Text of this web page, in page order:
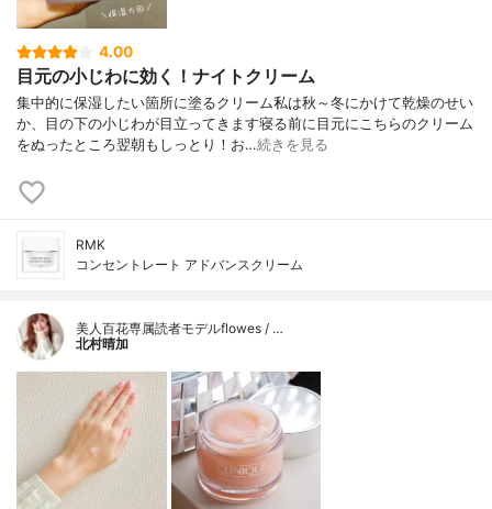
4.00
目元の小じわに効く！ナイトクリーム
集中的に保湿したい箇所に塗るクリーム私は秋～冬にかけて乾燥のせい
か、目の下の小じわが目立ってきます寝る前に目元にこちらのクリーム
をぬったところ翌朝もしっとり！お…続きを見る
RMK
コンセントレート アドバンスクリーム
美人百花専属読者モデルflowes / …
北村晴加